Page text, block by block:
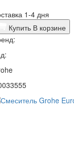
1-4 дня
Купить В корзине